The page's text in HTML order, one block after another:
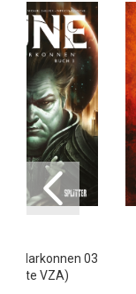
Harkonnen 03
VZA)